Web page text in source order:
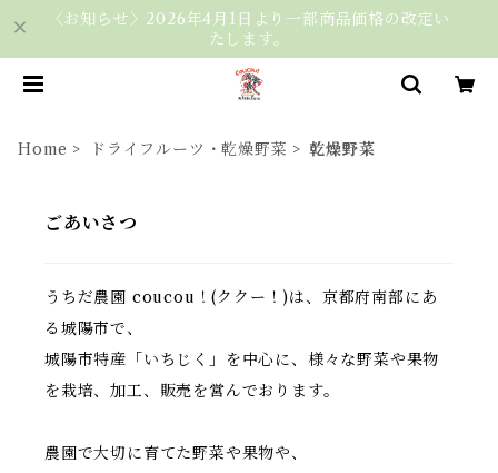
〈お知らせ〉2026年4月1日より一部商品価格の改定い
たします。
Home ドライフルーツ・乾燥野菜 乾燥野菜
ごあいさつ
うちだ農園 coucou！(ククー！)は、京都府南部にあ
る城陽市で、
城陽市特産「いちじく」を中心に、様々な野菜や果物
を栽培、加工、販売を営んでおります。
農園で大切に育てた野菜や果物や、